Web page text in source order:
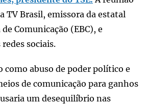
TV Brasil, emissora da estatal
Comunicação (EBC), e
sociais.
como abuso de poder político e
de comunicação para ganhos
um desequilíbrio nas